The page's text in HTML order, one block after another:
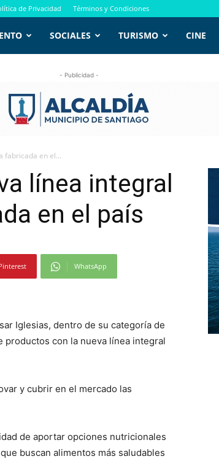
de Privacidad Términos y Condiciones
SOCIALES TURISMO CINE
- Publicidad -
fabricada en el...
línea integral
en el país
WhatsApp
Iglesias, dentro de su categoría de
productos con la nueva línea integral
y cubrir en el mercado las
de aportar opciones nutricionales
buscan alimentos más saludables